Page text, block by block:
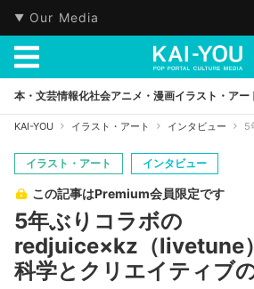
Our Media
本・文芸情報化社会アニメ・漫画イラスト・アー
KAI-YOU イラスト・アート インタビュー 5
イラスト・アート インタビュー
この記事はPremium会員限定です
5年ぶりコラボの
redjuice×kz（livetune
科学とクリエイティブ